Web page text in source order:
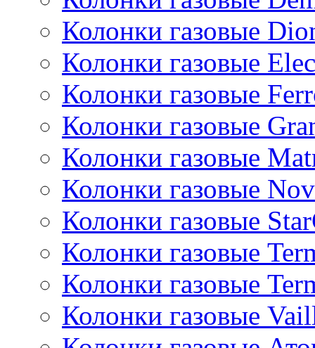
Колонки газовые
Колонки газовые
Колонки газовые
Колонки газовые
Колонки газовые
Колонки газовые
Колонки газовые
Колонки газовые
Колонки газовые
Колонки газовые